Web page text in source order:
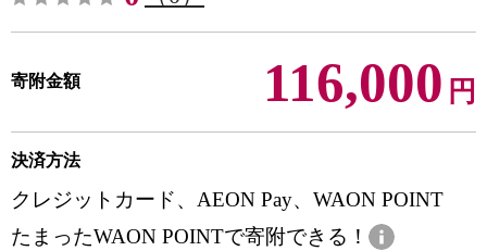
寄附金額 116,000 円
決済方法
クレジットカード、AEON Pay、WAON POINT
たまったWAON POINTで寄附できる！